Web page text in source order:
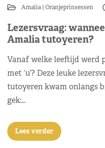
Amalia Oranjeprinsessen
Lezersvraag:
Amalia tutoyeren?
Vanaf welke leeftijd werd
met ‘u’? Deze leuke
tutoyeren kwam onlangs
gek:…
Lees verder